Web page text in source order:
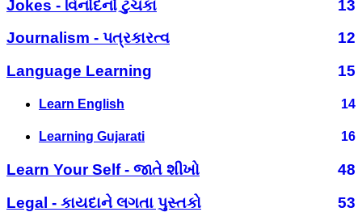
Jokes - વિનોદનો ટુચકા
13
Journalism - પત્રકારત્વ
12
Language Learning
15
Learn English 14
Learning Gujarati 16
Learn Your Self - જાતે શીખો
48
Legal - કાયદાને લગતા પુસ્તકો
53